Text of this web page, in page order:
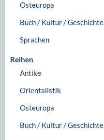
Osteuropa
Buch / Kultur / Geschichte
Sprachen
Reihen
Antike
Orientalistik
Osteuropa
Buch / Kultur / Geschichte